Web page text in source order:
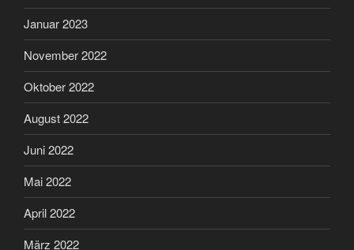
Januar 2023
November 2022
Oktober 2022
August 2022
Juni 2022
Mai 2022
April 2022
März 2022